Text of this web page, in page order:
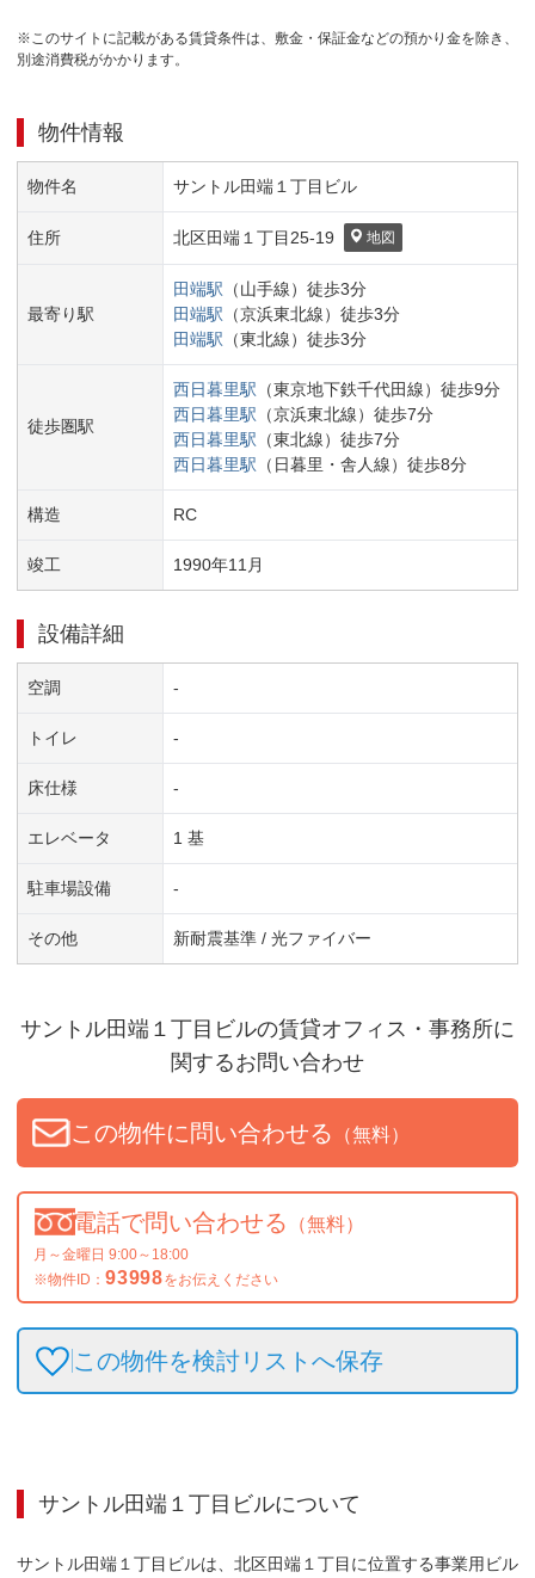
※このサイトに記載がある賃貸条件は、敷金・保証金などの預かり金を除き、
別途消費税がかかります。
物件情報
物件名 サントル田端１丁目ビル
住所 北区田端１丁目 25-19 地図
最寄り駅
田端駅 （山手線） 徒歩3分
田端駅 （京浜東北線） 徒歩3分
田端駅 （東北線） 徒歩3分
徒歩圏駅
西日暮里駅 （東京地下鉄千代田線） 徒歩9分
西日暮里駅 （京浜東北線） 徒歩7分
西日暮里駅 （東北線） 徒歩7分
西日暮里駅 （ 日暮里・舎人線） 徒歩8分
構造 RC
竣工 1990年11 月
設備詳細
空調 -
トイレ -
床仕様 -
エレベータ 1 基
駐車場設備 -
その他 新耐震基準 / 光ファイバー
サントル田端１丁目ビルの賃貸オフィス・事務所に
関するお問い合わせ
この物件に問い合わせる （無料）
電話で問い合わせる （無料）
月～金曜日 9:00～18:00
※物件ID： 93998をお伝えください
この物件を検討リストへ保存
サントル田端１丁目ビルについて
サントル田端１丁目ビルは、北区田端１丁目に位置する事業用ビル